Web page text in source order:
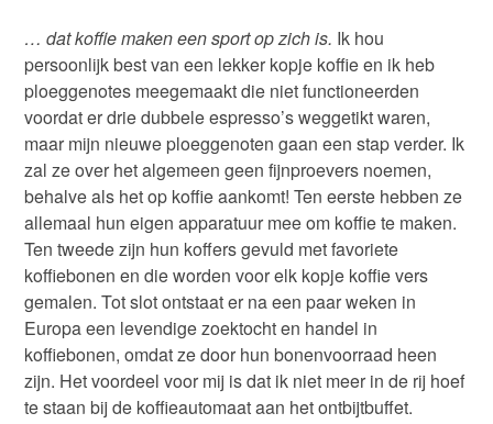
…dat koffie maken een sport op zich is. Ik hou
persoonlijk best van een lekker kopje koffie en ik heb
ploeggenotes meegemaakt die niet functioneerden
voordat er drie dubbele espresso’s weggetikt waren,
maar mijn nieuwe ploeggenoten gaan een stap verder. Ik
zal ze over het algemeen geen fijnproevers noemen,
behalve als het op koffie aankomt! Ten eerste hebben ze
allemaal hun eigen apparatuur mee om koffie te maken.
Ten tweede zijn hun koffers gevuld met favoriete
koffiebonen en die worden voor elk kopje koffie vers
gemalen. Tot slot ontstaat er na een paar weken in
Europa een levendige zoektocht en handel in
koffiebonen, omdat ze door hun bonenvoorraad heen
zijn. Het voordeel voor mij is dat ik niet meer in de rij hoef
te staan bij de koffieautomaat aan het ontbijtbuffet.